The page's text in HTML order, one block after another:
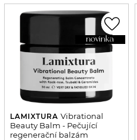
LAMIXTURA Vibrational
Beauty Balm - Pečující
regenerační balzám
novinka
favorite_border